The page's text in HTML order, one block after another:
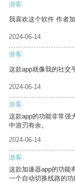
游客
我喜欢这个软件 作者
2024-06-14
游客
这款app就像我的社交
2024-06-14
游客
这款app的功能非常强
中游刃有余。
2024-06-14
游客
这款加速器app的功能
一个自动切换线路的